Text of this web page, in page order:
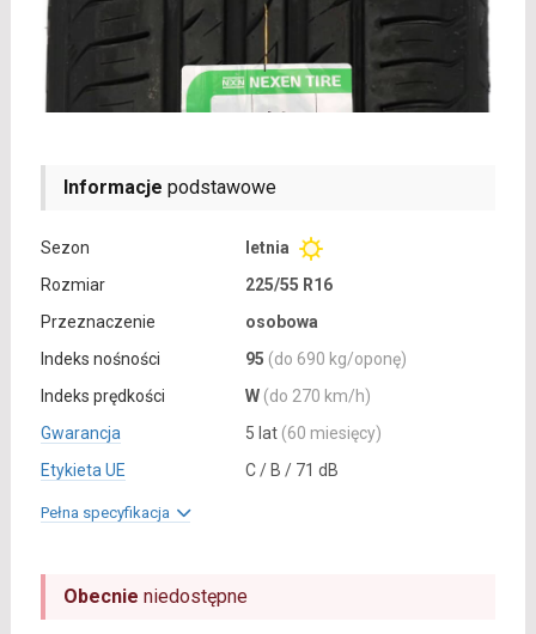
Informacje podstawowe
Sezon
letnia
Rozmiar
225/55 R16
Przeznaczenie
osobowa
Indeks nośności
95 (do 690 kg/oponę)
Indeks prędkości
W (do 270 km/h)
Gwarancja
5 lat (60 miesięcy)
Etykieta UE
C / B / 71 dB
Pełna specyfikacja
Obecnie niedostępne